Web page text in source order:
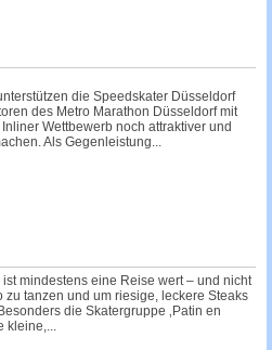
die Speedskater Düsseldorf
des Metro Marathon Düsseldorfmit
Wettbewerb noch attraktiver und
Als Gegenleistung...
ist mindestens eine Reise wert – und nicht
zu tanzen und um riesige, leckere Steaks
die Skatergruppe ‚Patin en
kleine,...